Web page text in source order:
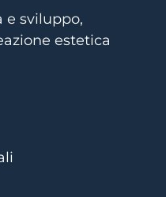
e sviluppo,
estetica